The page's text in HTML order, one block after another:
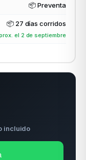
📦 Preventa
📦 27 días corridos
el 2 de septiembre
incluido